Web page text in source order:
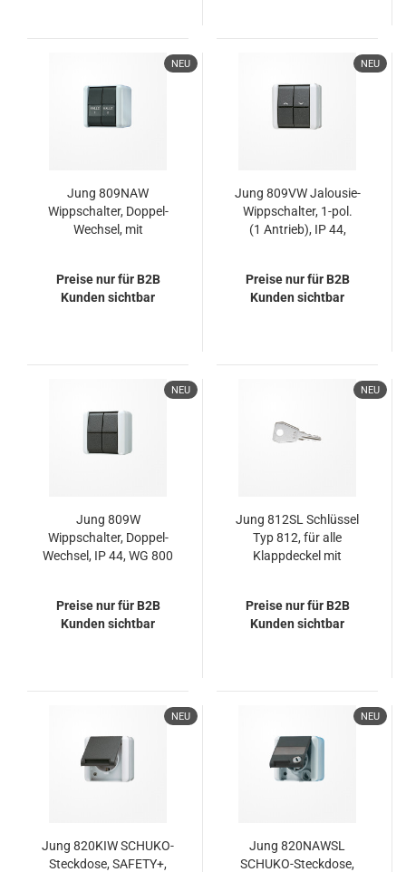
NEU
Jung 809NAW
Wippschalter, Doppel-
Wechsel, mit
Preise nur für B2B
Kunden sichtbar
NEU
Jung 809VW Jalousie-
Wippschalter, 1-pol.
(1 Antrieb), IP 44,
Preise nur für B2B
Kunden sichtbar
NEU
Jung 809W
Wippschalter, Doppel-
Wechsel, IP 44, WG 800
Preise nur für B2B
Kunden sichtbar
NEU
Jung 812SL Schlüssel
Typ 812, für alle
Klappdeckel mit
Preise nur für B2B
Kunden sichtbar
NEU
Jung 820KIW SCHUKO-
Steckdose, SAFETY+,
NEU
Jung 820NAWSL
SCHUKO-Steckdose,